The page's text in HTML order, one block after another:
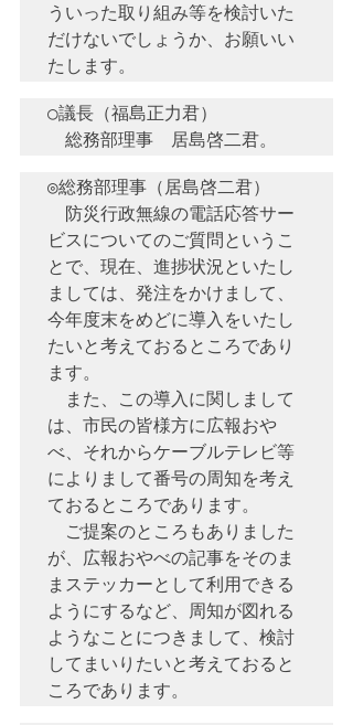
ういった取り組み等を検討いた
だけないでしょうか、お願いい
○議長（福島正力君）
◎総務部理事（居島啓二君）
防災行政無線の電話応答サー
ビスについてのご質問というこ
とで、現在、進捗状況といたし
ましては、発注をかけまして、
今年度末をめどに導入をいたし
たいと考えておるところであり
ます。
また、この導入に関しまして
は、市民の皆様方に広報おや
べ、それからケーブルテレビ等
によりまして番号の周知を考え
ておるところであります。
ご提案のところもありました
が、広報おやべの記事をそのま
まステッカーとして利用できる
ようにするなど、周知が図れる
ようなことにつきまして、検討
してまいりたいと考えておると